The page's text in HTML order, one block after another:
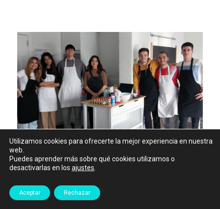
El nuevo club de cocina
31 enero 2024 byColegio Mayor Larraona
Utilizamos cookies para ofrecerte la mejor experiencia en nuestra
web.
Puedes aprender más sobre qué cookies utilizamos o
desactivarlas en los ajustes
Aceptar Rechazar